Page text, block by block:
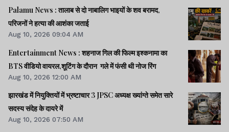
Palamu News : तालाब से दो नाबालिग भाइयों के शव बरामद,
परिजनों ने हत्या की आशंका जताई
Aug 10, 2026 09:04 AM
Entertainment News : शहनाज गिल की फिल्म इश्कनामा का
BTS वीडियो वायरल,शूटिंग के दौरान गले में फंसी थी नोज रिंग
Aug 10, 2026 12:00 AM
झारखंड में नियुक्तियों में भ्रष्टाचार 3 JPSC अध्यक्ष ख्यांग्ते समेत सारे
सदस्य संदेह के दायरे में
Aug 10, 2026 07:50 AM